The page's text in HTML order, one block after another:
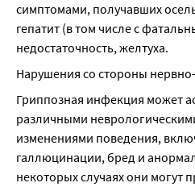
симптомами, получавших
гепатит (в том числе с
недостаточность, желтуха.
Нарушения со стороны
Гриппозная инфекция может
различными
изменениями поведения,
галлюцинации, бред и
некоторых случаях они могут